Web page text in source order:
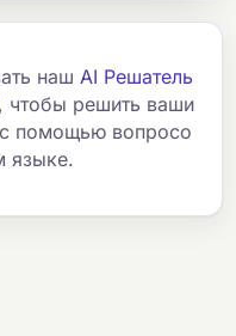
наш AI Решатель
чтобы решить ваши
помощью вопросо
языке.